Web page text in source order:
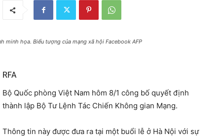
minh họa. Biểu tượng của mạng xã hội Facebook AFP
RFA
Bộ Quốc phòng Việt Nam hôm 8/1 công bố quyết định
thành lập Bộ Tư Lệnh Tác Chiến Không gian Mạng.
Thông tin này được đưa ra tại một buổi lễ ở Hà Nội với sự